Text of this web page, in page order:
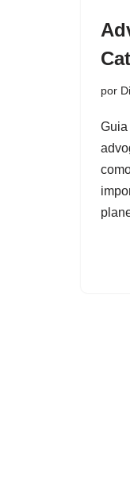
por
Guia